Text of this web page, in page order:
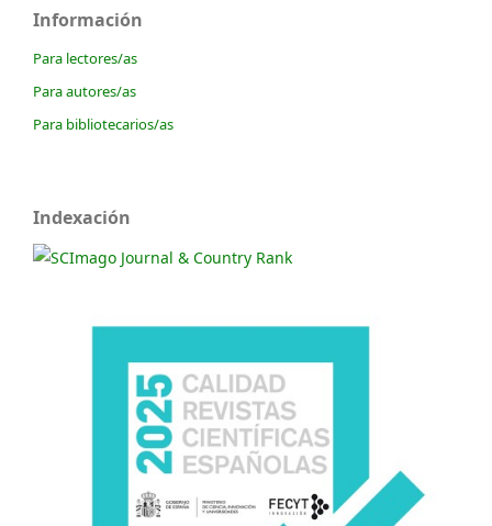
Información
Para lectores/as
Para autores/as
Para bibliotecarios/as
Indexación